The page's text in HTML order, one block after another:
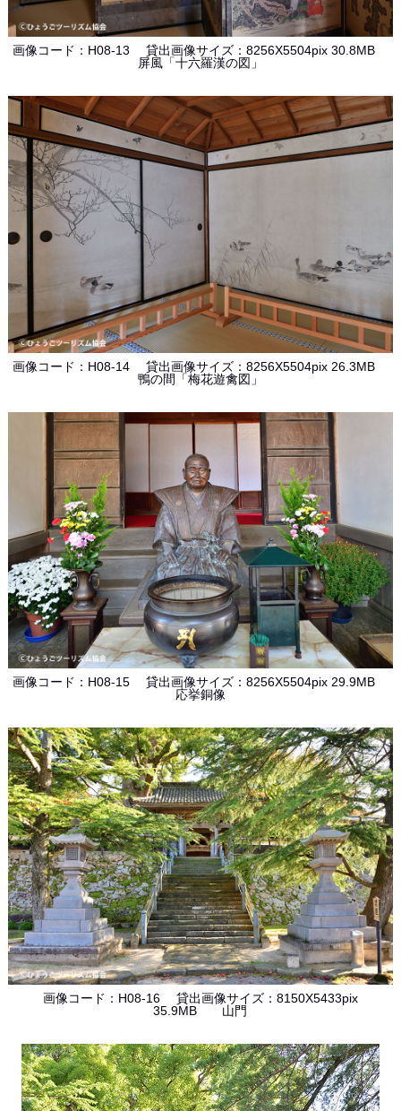
画像コード：H08-13 貸出画像サイズ：8256X5504pix 30.8MB
屏風「十六羅漢の図」
画像コード：H08-14 貸出画像サイズ：8256X5504pix 26.3MB
鴨の間「梅花遊禽図」
画像コード：H08-15 貸出画像サイズ：8256X5504pix 29.9MB
応挙銅像
画像コード：H08-16 貸出画像サイズ：8150X5433pix
35.9MB 山門